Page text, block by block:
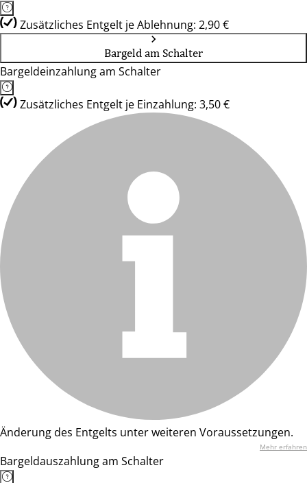
Zusätzliches Entgelt je Ablehnung: 2,90 €
Bargeld am Schalter
Bargeldeinzahlung am Schalter
Zusätzliches Entgelt je Einzahlung: 3,50 €
Änderung des Entgelts unter weiteren Voraussetzungen.
Mehr erfahren
Bargeldauszahlung am Schalter